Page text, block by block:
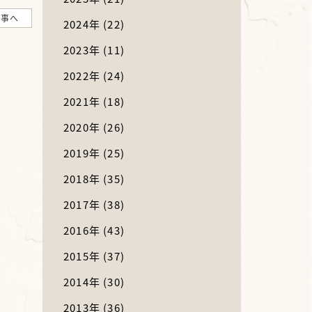
へ
2024年 (22)
2023年 (11)
2022年 (24)
2021年 (18)
2020年 (26)
2019年 (25)
2018年 (35)
2017年 (38)
2016年 (43)
2015年 (37)
2014年 (30)
2013年 (36)